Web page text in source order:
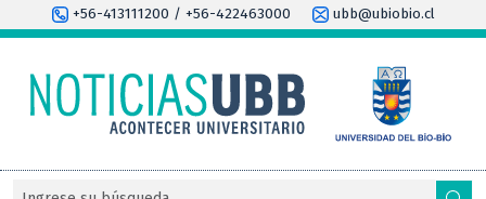
+56-413111200 / +56-422463000 ubb@ubiobio.cl